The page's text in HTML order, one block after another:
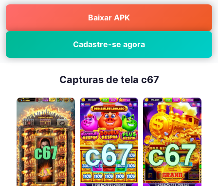
Baixar APK
Cadastre-se agora
Capturas de tela c67